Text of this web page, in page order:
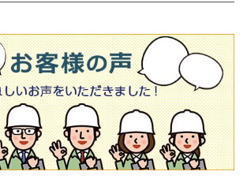
タイプ